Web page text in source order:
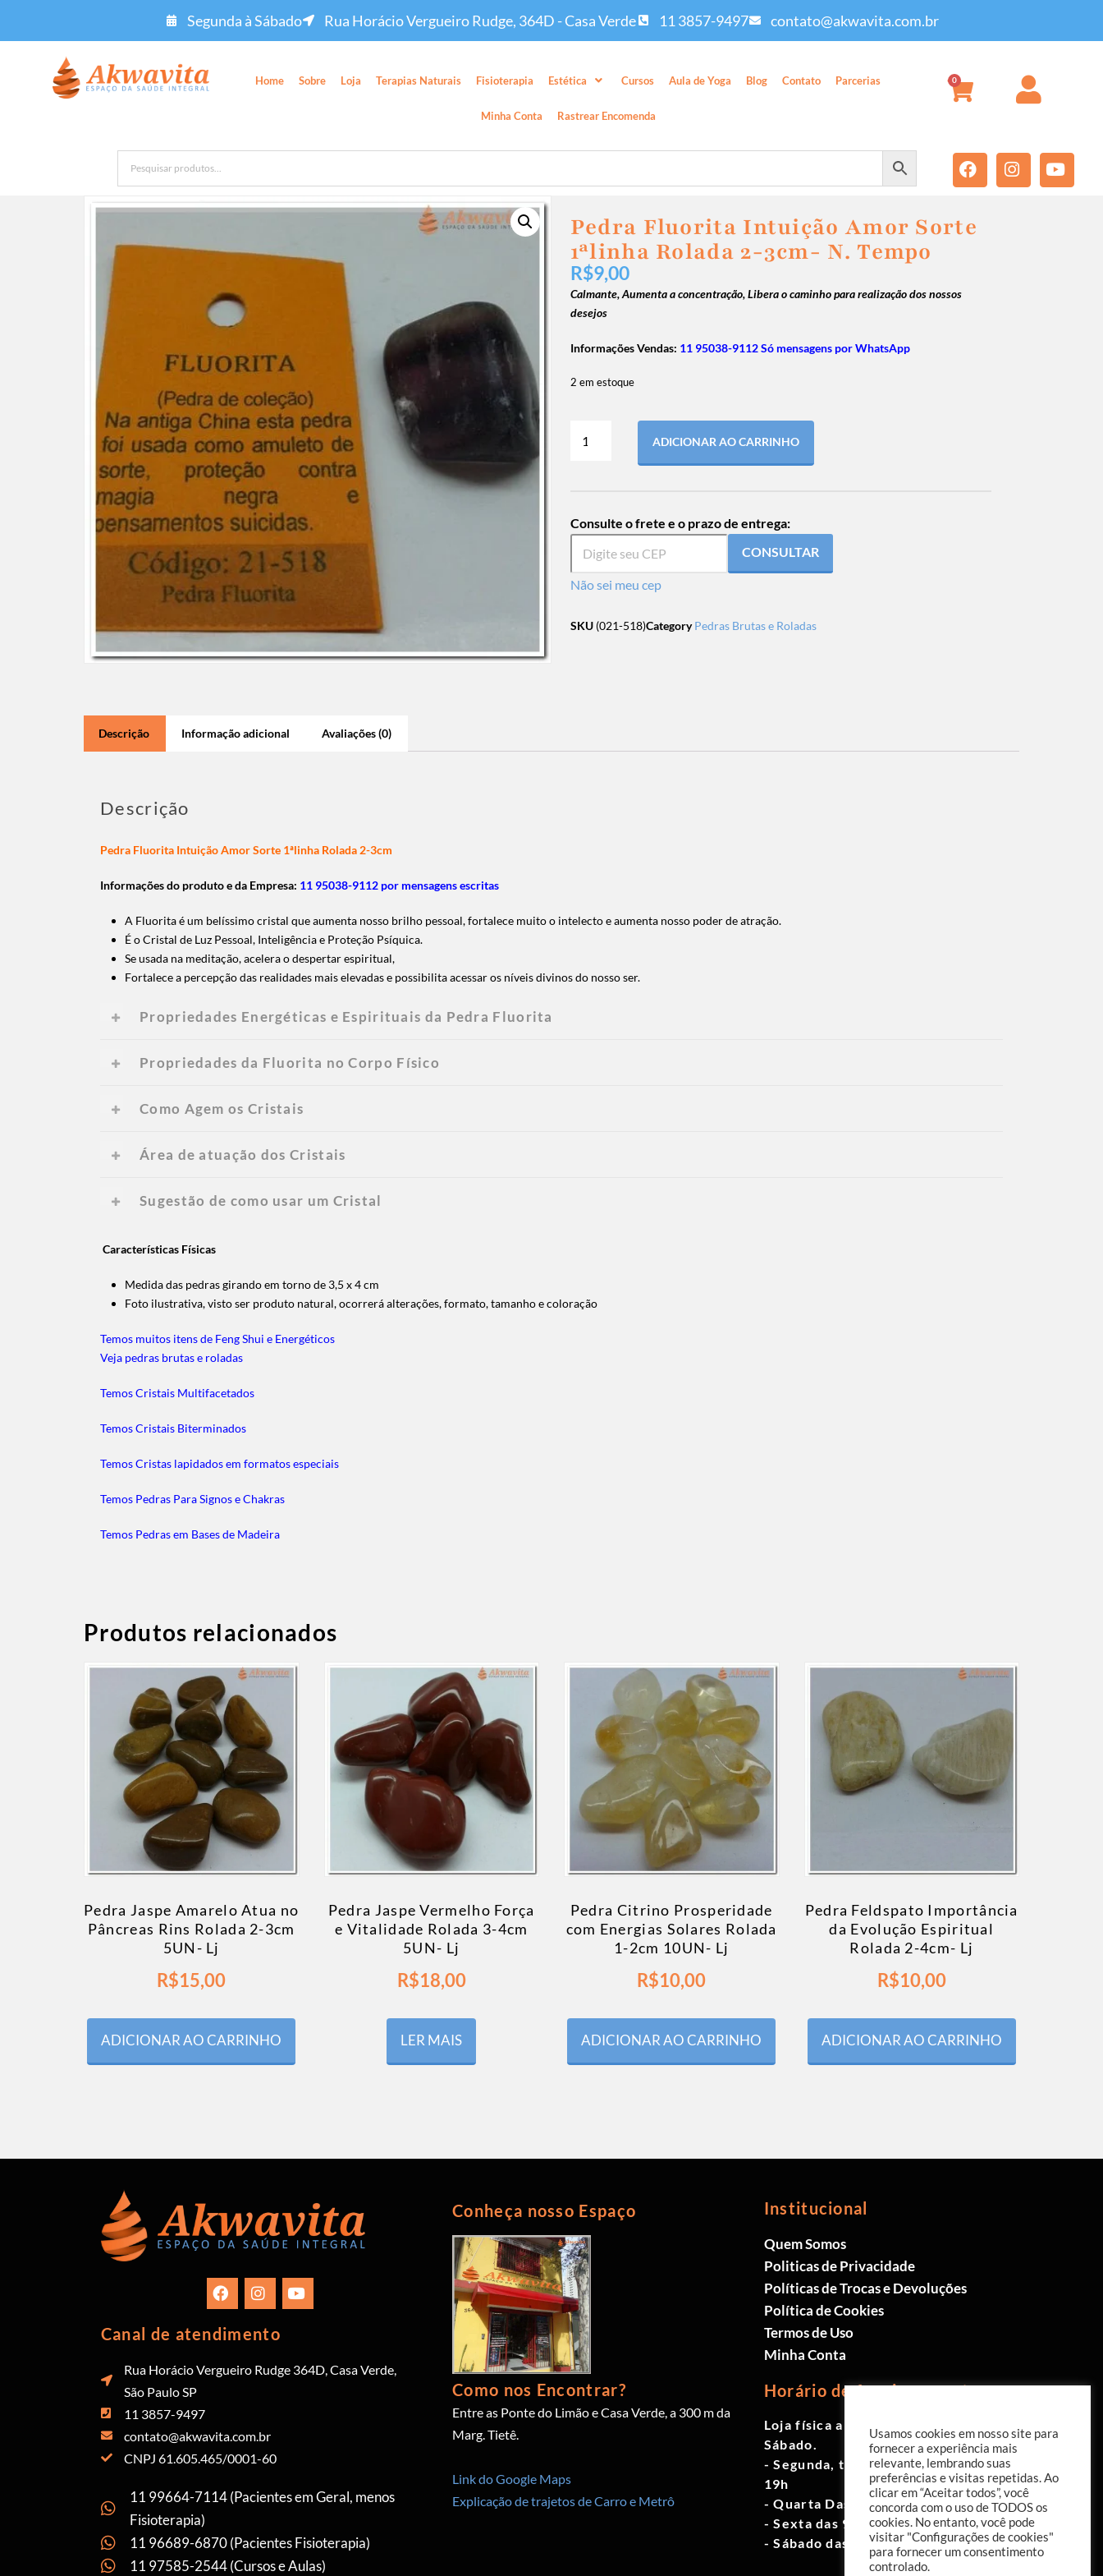
Segunda à Sábado Rua Horácio Vergueiro Rudge, 364D - Casa Verde 11 3857-9497 contato@akwavita.com.br
Home Sobre Loja Terapias Naturais Fisioterapia Estética Cursos Aula de Yoga Blog Contato Parcerias
Minha Conta Rastrear Encomenda
0
Pedra Fluorita Intuição Amor Sorte
1ªlinha Rolada 2-3cm- N. Tempo
R$9,00
Calmante,Aumenta a concentração,Libera o caminho para realização dos nossos
desejos
Informações Vendas: 11 95038-9112 Só mensagens por WhatsApp
2 em estoque
ADICIONAR AO CARRINHO
Consulte o frete e o prazo de entrega:
CONSULTAR
Não sei meu cep
SKU (021-518)Category Pedras Brutas e Roladas
Descrição Informação adicional Avaliações (0)
Descrição
Pedra Fluorita Intuição Amor Sorte 1ªlinha Rolada 2-3cm
Informações do produto e da Empresa: 11 95038-9112 por mensagens escritas
A Fluorita é um belíssimo cristal que aumenta nosso brilho pessoal, fortalece muito o intelecto e aumenta nosso poder de atração.
É o Cristal de Luz Pessoal, Inteligência e Proteção Psíquica.
Se usada na meditação, acelera o despertar espiritual,
Fortalece a percepção das realidades mais elevadas e possibilita acessar os níveis divinos do nosso ser.
Propriedades Energéticas e Espirituais da Pedra Fluorita
Propriedades da Fluorita no Corpo Físico
Como Agem os Cristais
Área de atuação dos Cristais
Sugestão de como usar um Cristal
Características Físicas
Medida das pedras girando em torno de 3,5 x 4 cm
Foto ilustrativa, visto ser produto natural, ocorrerá alterações, formato, tamanho e coloração
Temos muitos itens de Feng Shui e Energéticos
Veja pedras brutas e roladas
Temos Cristais Multifacetados
Temos Cristais Biterminados
Temos Cristas lapidados em formatos especiais
Temos Pedras Para Signos e Chakras
Temos Pedras em Bases de Madeira
Produtos relacionados
Pedra Jaspe Amarelo Atua no
Pâncreas Rins Rolada 2-3cm
5UN- Lj
R$15,00
ADICIONAR AO CARRINHO
Pedra Jaspe Vermelho Força
e Vitalidade Rolada 3-4cm
5UN- Lj
R$18,00
LER MAIS
Pedra Citrino Prosperidade
com Energias Solares Rolada
1-2cm 10UN- Lj
R$10,00
ADICIONAR AO CARRINHO
Pedra Feldspato Importância
da Evolução Espiritual
Rolada 2-4cm- Lj
R$10,00
ADICIONAR AO CARRINHO
Canal de atendimento
Rua Horácio Vergueiro Rudge 364D, Casa Verde,
São Paulo SP
11 3857-9497
contato@akwavita.com.br
CNPJ 61.605.465/0001-60
11 99664-7114 (Pacientes em Geral, menos
Fisioterapia)
11 96689-6870 (Pacientes Fisioterapia)
11 97585-2544 (Cursos e Aulas)
Conheça nosso Espaço
Como nos Encontrar?
Entre as Ponte do Limão e Casa Verde, a 300 m da
Marg. Tietê.
Link do Google Maps
Explicação de trajetos de Carro e Metrô
Institucional
Quem Somos
Politicas de Privacidade
Políticas de Trocas e Devoluções
Política de Cookies
Termos de Uso
Minha Conta
Horário de funcionamento
Loja física aberta de Segunda à
Sábado.
- Segunda, terça e quinta das 9h às
19h
- Quarta Das 10h às 18h
- Sexta das 9h às 18h
- Sábado das 10h às 17h
Usamos cookies em nosso site para
fornecer a experiência mais
relevante, lembrando suas
preferências e visitas repetidas. Ao
clicar em “Aceitar todos”, você
concorda com o uso de TODOS os
cookies. No entanto, você pode
visitar "Configurações de cookies"
para fornecer um consentimento
controlado.